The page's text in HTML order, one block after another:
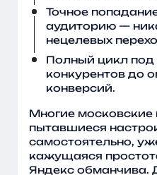
Точное
аудиторию —
нецелевых
Полный цикл
конкурентов до
конверсий.
Многие московские
пытавшиеся
самостоятельно,
кажущаяся
Яндекс обманчива.